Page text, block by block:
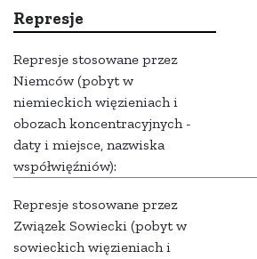
Represje
Represje stosowane przez
Niemców (pobyt w
niemieckich więzieniach i
obozach koncentracyjnych -
daty i miejsce, nazwiska
współwięźniów):
Represje stosowane przez
Związek Sowiecki (pobyt w
sowieckich więzieniach i